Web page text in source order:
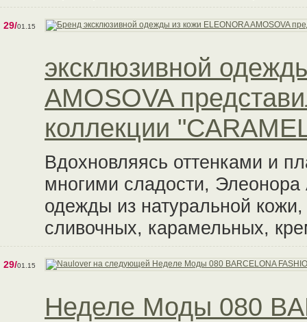
29/01.15
эксклюзивной
AMOSOVA
коллекции
Вдохновляясь оттенками и
многими сладости,
одежды из натуральной
сливочных, карамельных,
29/01.15
Неделе Моды 080